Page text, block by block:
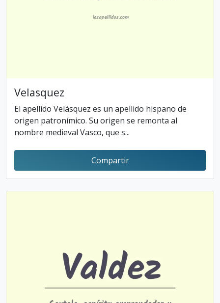
Velasquez
El apellido Velásquez es un apellido hispano de
origen patronímico. Su origen se remonta al
nombre medieval Vasco, que s...
Compartir